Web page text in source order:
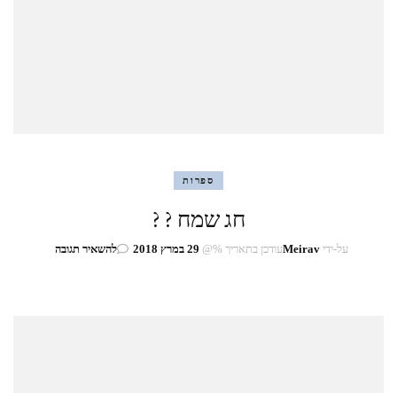
ספרות
חג שמח ? ?
על-ידיMeiravעודכן בתאריך %@ 29 במרץ 2018 להשאיר תגובהבנושא